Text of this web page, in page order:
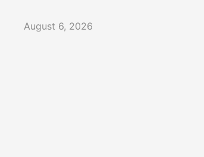
August 6, 2026